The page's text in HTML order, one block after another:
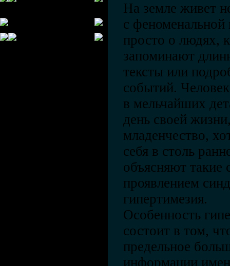
На земле живет
с
просто о людях,
запоминают
тексты или
событий.
в мельчайших
день своей
младенчество,
себя в столь
объясняют такие
проявлением
гипертимезия.
Особенность
состоит в том,
предельное
информации